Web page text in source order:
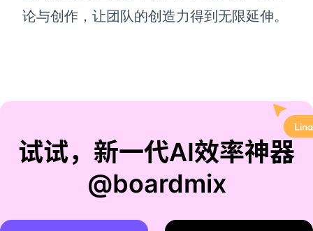
论与创作，让团队的创造力得到无限延伸。
试试，新一代AI效率神器
@boardmix